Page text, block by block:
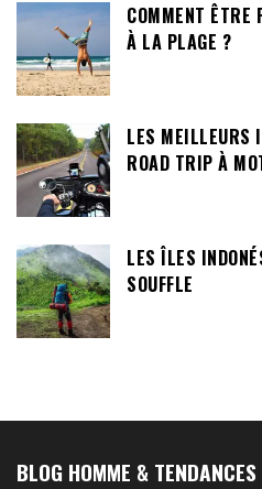
COMMENT ÊTRE
À LA PLAGE ?
LES MEILLEURS
ROAD TRIP À
LES ÎLES
SOUFFLE
BLOG HOMME & TENDANCES